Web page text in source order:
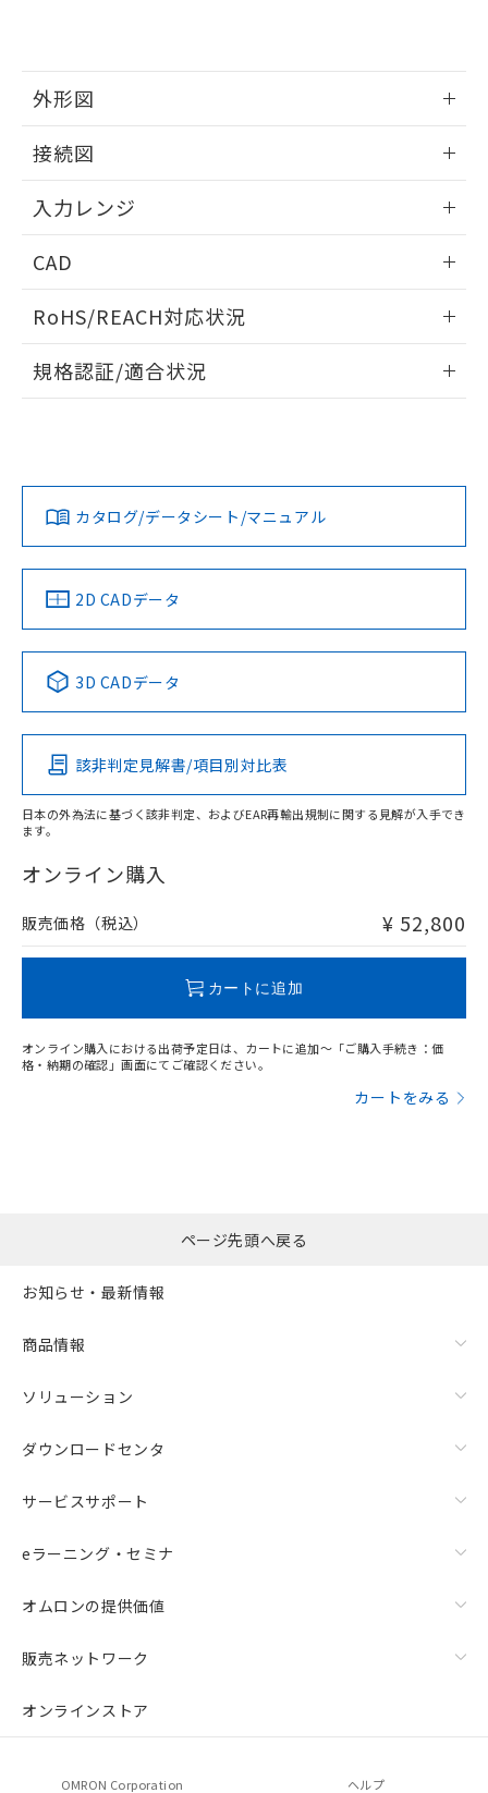
外形図
接続図
入力レンジ
CAD
ドすることができます。
ログイン/会員登録
ダウンロードデータをご利用いただく前に、以下を必ずお読
みください。
ソフトウェアの使用条件
RoHS/REACH対応状況
EU RoHS 注意事項・凡例
対応済み
中国 RoHS 注意事項・凡例
Pb Hg Cd Cr(VI)
O
在庫等で未対応品が混在する可能性があります。
問い合わせください。
規格認証/適合状況
LR型式承認
（イギリス
船舶規格）
DNV型式承認
（ノルウェー
BV型式承認
（フランス
KR型式
（韓国
Yes No No No
この製品の規格認証/適合状況ページへ
その他の認証はこちらのページからご検索ください
カタログ/データシート/マニュアル
2D CADデータ
3D CADデータ
該非判定見解書/項目別対比表
日本の外為法に基づく該非判定、およびEAR再輸出規制に関する見解が入手でき
ます。
オンライン購入
販売価格（税込） ¥ 52,800
カートに追加
オンライン購入における出荷予定日は、カートに追加～「ご購入手続き：価
格・納期の確認」画面にてご確認ください。
カートをみる
ページ先頭へ戻る
お知らせ・最新情報
商品情報
ソリューション
ダウンロードセンタ
サービスサポート
eラーニング・セミナ
オムロンの提供価値
販売ネットワーク
オンラインストア
OMRON Corporation ヘルプ